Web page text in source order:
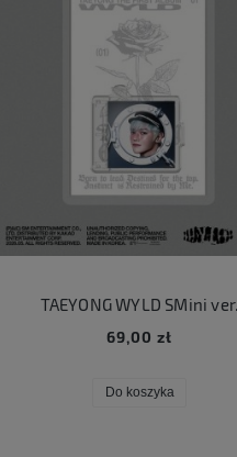
TAEYONG WYLD SMini ver.
69,00 zł
Do koszyka